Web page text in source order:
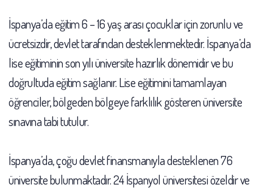
İspanya’da eğitim 6 – 16 yaş arası çocuklar için zorunlu ve
ücretsizdir, devlet tarafından desteklenmektedir. İspanya’da
lise eğitiminin son yılı üniversite hazırlık dönemidir ve bu
doğrultuda eğitim sağlanır. Lise eğitimini tamamlayan
öğrenciler, bölgeden bölgeye farklılık gösteren üniversite
sınavına tabi tutulur.
İspanya’da, çoğu devlet finansmanıyla desteklenen 76
üniversite bulunmaktadır. 24 İspanyol üniversitesi özeldir ve